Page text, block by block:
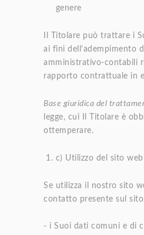
genere
Il Titolare può trattare i
ai fini dell’adempimento
amministrativo-contabili
rapporto contrattuale in
Base giuridica del
legge, cui Il Titolare è
ottemperare.
c) Utilizzo del sito
Se utilizza il nostro sito
contatto presente sul
- i Suoi dati comuni e di